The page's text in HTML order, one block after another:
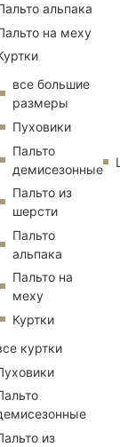
альпака
на меху
все большие
размеры
Пуховики
Пальто
демисезонные
Пальто из
шерсти
Пальто
альпака
Пальто на
меху
Куртки
куртки
из